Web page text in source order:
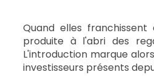
Quand elles
produite à l'abri des
L'introduction marque
investisseurs présents